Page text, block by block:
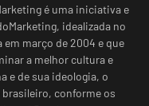
é uma iniciativa e
idealizada no
março de 2004 e que
a melhor cultura e
e de sua ideologia, o
conforme os